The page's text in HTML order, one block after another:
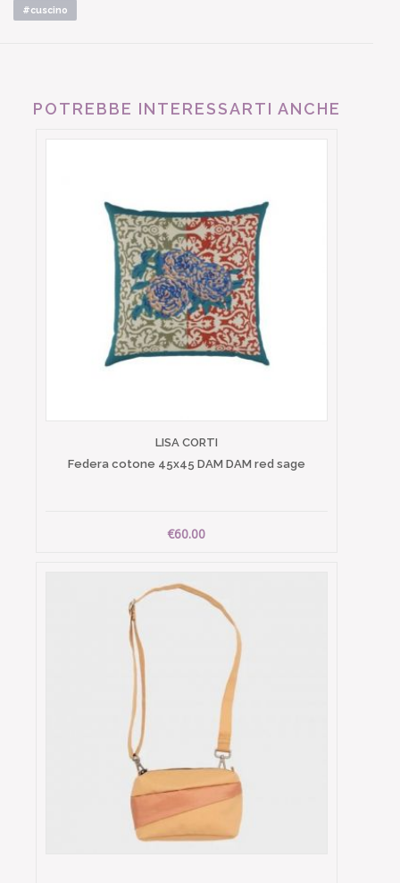
#cuscino
POTREBBE INTERESSARTI ANCHE
LISA CORTI
Federa cotone 45x45 DAM DAM red sage
€60.00